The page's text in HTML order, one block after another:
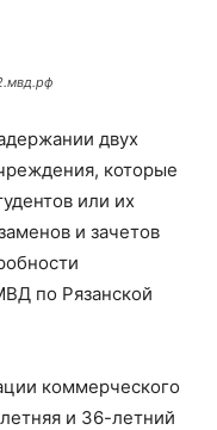
двух
которые
или их
и зачетов
по Рязанской
коммерческого
и 36-летний